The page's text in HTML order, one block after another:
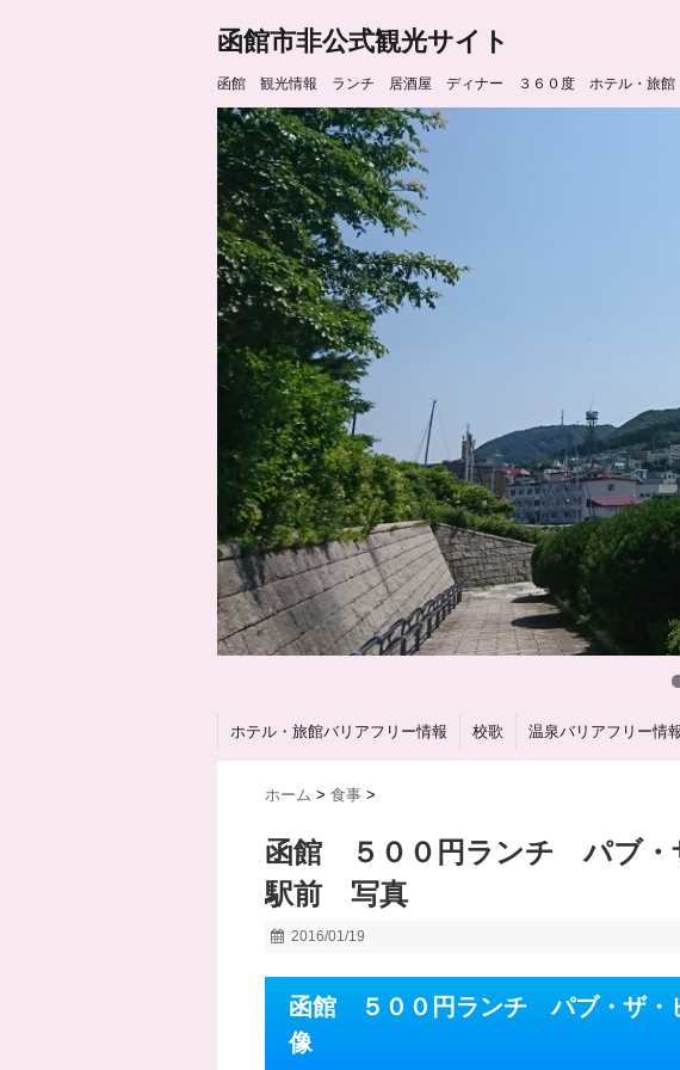
函館市非公式観光サイト
函館 観光情報 ランチ 居酒屋 ディナー ３６０度 ホテル・旅館・
ホテル・旅館バリアフリー情報 校歌 温泉バリアフリー情
ホーム > 食事 >
函館 ５００円ランチ パブ・
駅前 写真
2016/01/19
函館 ５００円ランチ パブ・ザ
像